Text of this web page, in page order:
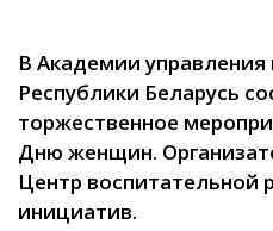
В Академии
Республики Беларусь
торжественное
Дню женщин.
Центр
инициатив.